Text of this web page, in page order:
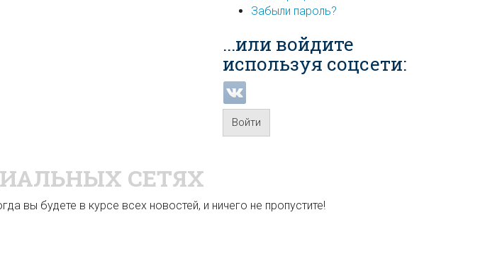
Забыли пароль?
...или войдите
используя соцсети:
Войти
СЕТЯХ
вы будете в курсе всех новостей, и ничего не пропустите!